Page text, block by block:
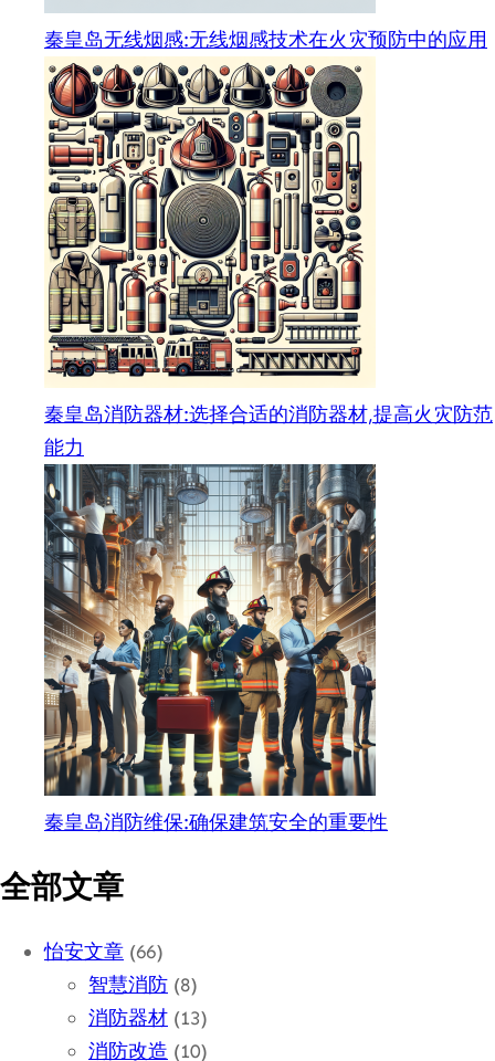
秦皇岛无线烟感:无线烟感技术在火灾预防中的应用
秦皇岛消防器材:选择合适的消防器材,提高火灾防范
能力
秦皇岛消防维保:确保建筑安全的重要性
全部文章
怡安文章 (66)
智慧消防 (8)
消防器材 (13)
消防改造 (10)